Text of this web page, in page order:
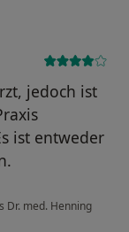
jedoch ist
ist entweder
Dr. med. Henning